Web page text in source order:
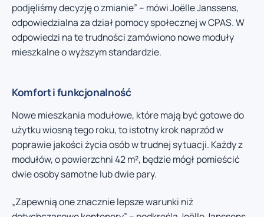
podjęliśmy decyzję o zmianie” – mówi Joëlle Janssens,
odpowiedzialna za dział pomocy społecznej w CPAS. W
odpowiedzi na te trudności zamówiono nowe moduły
mieszkalne o wyższym standardzie.
Komfort i funkcjonalność
Nowe mieszkania modułowe, które mają być gotowe do
użytku wiosną tego roku, to istotny krok naprzód w
poprawie jakości życia osób w trudnej sytuacji. Każdy z
modułów, o powierzchni 42 m², będzie mógł pomieścić
dwie osoby samotne lub dwie pary.
„Zapewnią one znacznie lepsze warunki niż